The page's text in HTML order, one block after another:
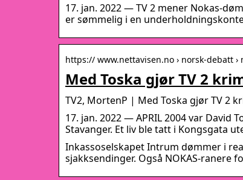
17. jan. 2022 — TV 2 mener Nokas-
er sømmelig i en
https:// www.nettavisen.no › norsk-debatt ›
Med Toska gjør TV 2
TV2, MortenP | Med Toska gjør TV 2
17. jan. 2022 — APRIL 2004 var David
Stavanger. Et liv ble tatt i Kongsgata
Inkassoselskapet Intrum dømmer i
sjakksendinger. Også NOKAS-ranere